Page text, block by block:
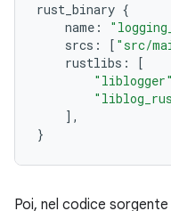
rust_binary {
name :
srcs : [ "src/
rustlibs :
[
"liblogger"
],
}
Poi, nel codice